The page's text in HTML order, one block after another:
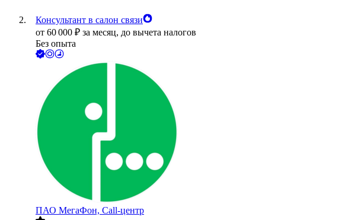
Консультант в салон связи
от 60 000 ₽ за месяц, до вычета налогов
Без опыта
ПАО МегаФон, Call-центр